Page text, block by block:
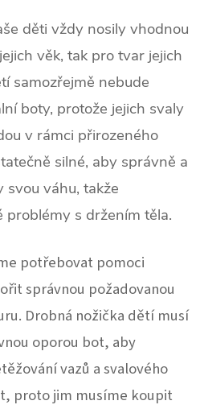
děti vždy nosily vhodnou
věk, tak pro tvar jejich
samozřejmě nebude
boty, protože jejich svaly
v rámci přirozeného
silné, aby správně a
svou váhu, takže
problémy s držením těla.
potřebovat pomoci
správnou požadovanou
Drobná nožička dětí musí
oporou bot, aby
vazů a svalového
proto jim musíme koupit